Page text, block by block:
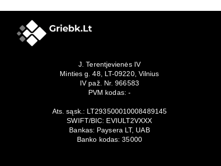
J. Terentjevienės IV
Minties g. 48, LT-09220, Vilnius
IV paž. Nr. 966583
PVM kodas: -
Ats. sąsk.: LT293500010008489145
SWIFT/BIC: EVIULT2VXXX
Bankas: Paysera LT, UAB
Banko kodas: 35000